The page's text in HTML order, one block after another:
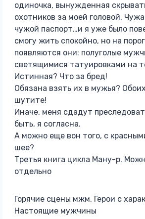
одиночка, вынужденная
охотников за моей головой.
чужой паспорт…и я уже было
смогу жить спокойно, но на
появляются они: полуголые
светящимися татуировками на
Истинная? Что за бред!
Обязана взять их в мужья?
шутите!
Иначе, меня сдадут
быть, я согласна.
А можно еще вон того, с
шее?
Третья книга цикла Ману-р.
отдельно
Горячие сцены мжм. Герои с
Настоящие мужчины